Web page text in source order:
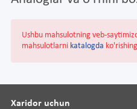
Ushbu mahsulotning veb-
mahsulotlarni katalogda
Xaridor uchun